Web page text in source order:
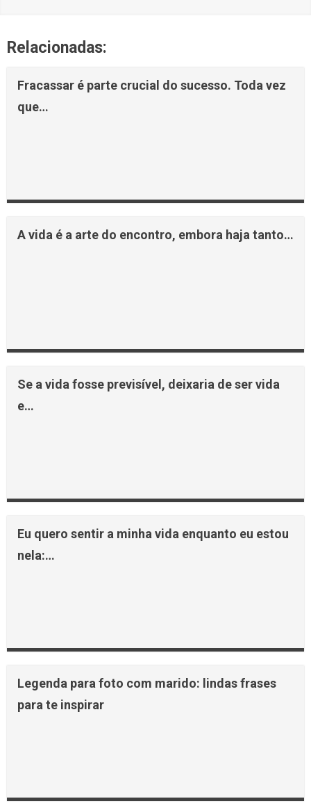
Relacionadas:
Fracassar é parte crucial do sucesso. Toda vez
que…
A vida é a arte do encontro, embora haja tanto…
Se a vida fosse previsível, deixaria de ser vida
e…
Eu quero sentir a minha vida enquanto eu estou
nela:…
Legenda para foto com marido: lindas frases
para te inspirar